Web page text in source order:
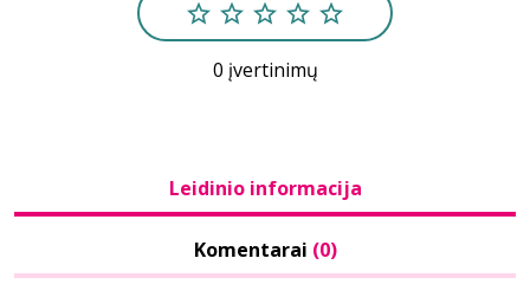
0 įvertinimų
Leidinio informacija
Komentarai (0)